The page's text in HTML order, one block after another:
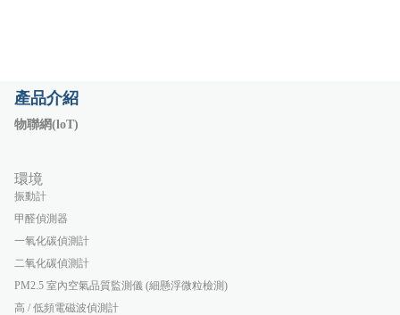
產品介紹
物聯網(loT)
環境
振動計
甲醛偵測器
一氧化碳偵測計
二氧化碳偵測計
PM2.5 室內空氣品質監測儀 (細懸浮微粒檢測)
高 / 低頻電磁波偵測計